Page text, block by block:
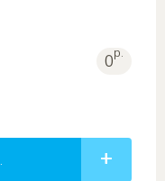
0p.